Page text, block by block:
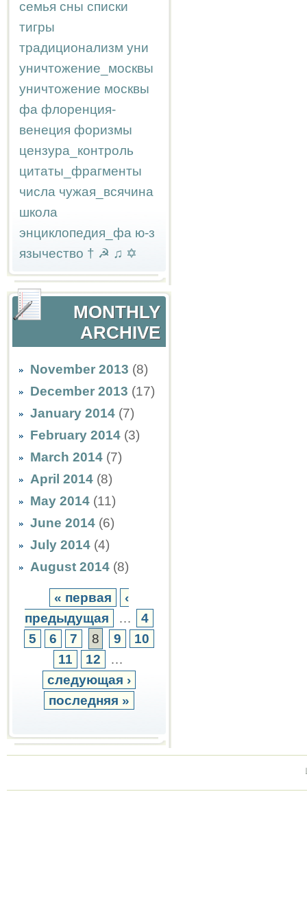
семья сны списки
тигры
традиционализм уни
уничтожение_москвы
уничтожение москвы
фа флоренция-
венеция форизмы
цензура_контроль
цитаты_фрагменты
числа чужая_всячина
школа
энциклопедия_фа ю-з
язычество † ☭ ♫ ✡
MONTHLY
ARCHIVE
November 2013 (8)
December 2013 (17)
January 2014 (7)
February 2014 (3)
March 2014 (7)
April 2014 (8)
May 2014 (11)
June 2014 (6)
July 2014 (4)
August 2014 (8)
« первая
‹
предыдущая
…
4
5
6 7 8 9
10
11
12
…
следующая ›
последняя »